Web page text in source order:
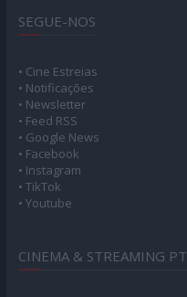
SEGUE-NOS
• Cine Estreias
• Notificações
• Newsletter
• Feed RSS
• Google News
• Facebook
• Instagram
• TikTok
• Youtube
CINEMA & STREAMING PT